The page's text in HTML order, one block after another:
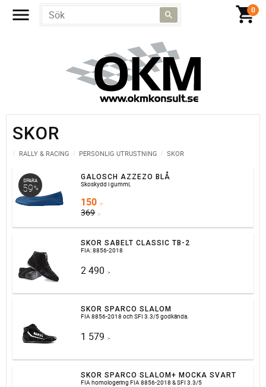
SKOR
RALLY & RACING PERSONLIG UTRUSTNING SKOR
GALOSCH AZZEZO BLÅ
Skoskydd i gummi,
150 :-
369 :-
SPARA
59%
SKOR SABELT CLASSIC TB-2
FIA: 8856-2018
2 490 :-
SKOR SPARCO SLALOM
FIA 8856-2018 och SFI 3.3/5 godkända.
1 579 :-
SKOR SPARCO SLALOM+ MOCKA SVART
FIA homologering FIA 8856-2018 & SFI 3.3/5